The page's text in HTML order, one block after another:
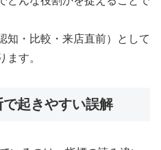
知・比較・来店直前）として
ます。
起きやすい誤解